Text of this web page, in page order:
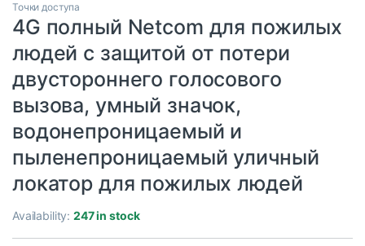
Точки доступа
4G полный Netcom для пожилых
людей с защитой от потери
двустороннего голосового
вызова, умный значок,
водонепроницаемый и
пыленепроницаемый уличный
локатор для пожилых людей
Availability:247 in stock